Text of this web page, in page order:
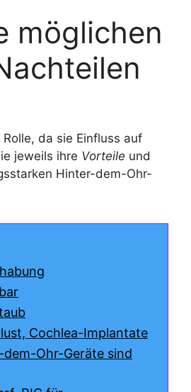
möglichen
da sie Einfluss auf
jeweils ihre Vorteile und
Hinter-dem-Ohr-
Cochlea-Implantate
Ohr-Geräte sind